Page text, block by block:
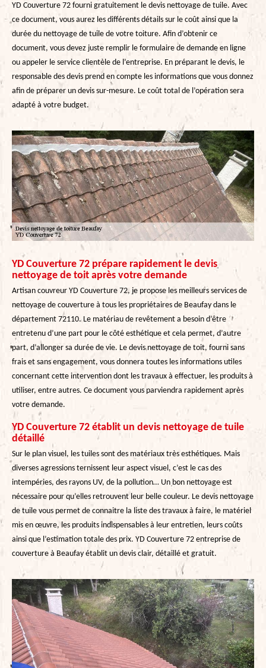
YD Couverture 72 fourni gratuitement le devis nettoyage de tuile. Avec
ce document, vous aurez les différents détails sur le coût ainsi que la
durée du nettoyage de tuile de votre toiture. Afin d’obtenir ce
document, vous devez juste remplir le formulaire de demande en ligne
ou appeler le service clientèle de l’entreprise. En préparant le devis, le
responsable des devis prend en compte les informations que vous donnez
afin de préparer un devis sur-mesure. Le coût total de l’opération sera
adapté à votre budget.
YD Couverture 72 prépare rapidement le devis
nettoyage de toit après votre demande
Artisan couvreur YD Couverture 72, je propose les meilleurs services de
nettoyage de couverture à tous les propriétaires de Beaufay dans le
département 72110. Le matériau de revêtement a besoin d’être
entretenu d’une part pour le côté esthétique et cela permet, d’autre
part, d’allonger sa durée de vie. Le devis nettoyage de toit, fourni sans
frais et sans engagement, vous donnera toutes les informations utiles
concernant cette intervention dont les travaux à effectuer, les produits à
utiliser, entre autres. Ce document vous parviendra rapidement après
votre demande.
YD Couverture 72 établit un devis nettoyage de tuile
détaillé
Sur le plan visuel, les tuiles sont des matériaux très esthétiques. Mais
diverses agressions ternissent leur aspect visuel, c’est le cas des
intempéries, des rayons UV, de la pollution… Un bon nettoyage est
nécessaire pour qu’elles retrouvent leur belle couleur. Le devis nettoyage
de tuile vous permet de connaitre la liste des travaux à faire, le matériel
mis en œuvre, les produits indispensables à leur entretien, leurs coûts
ainsi que l’estimation totale des prix. YD Couverture 72 entreprise de
couverture à Beaufay établit un devis clair, détaillé et gratuit.